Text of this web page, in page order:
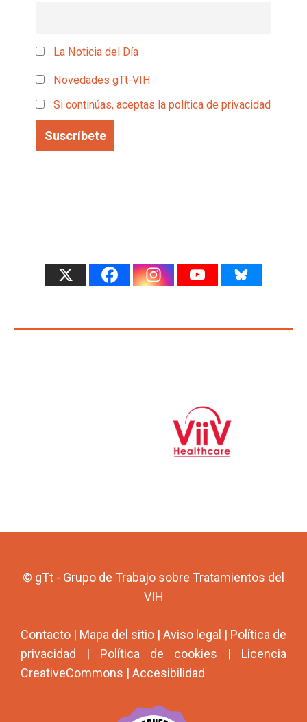
La Noticia del Día
Novedades gTt-VIH
Si continúas, aceptas la política de privacidad
© gTt - Grupo de Trabajo sobre Tratamientos del
VIH
Contacto | Mapa del sitio | Aviso legal | Política de
privacidad | Política de cookies | Licencia
CreativeCommons | Accesibilidad